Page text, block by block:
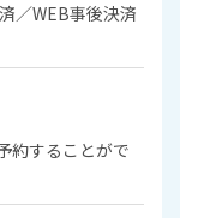
／WEB事後決済
約することがで